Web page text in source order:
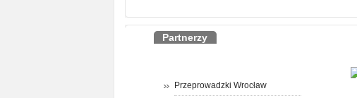
Partnerzy
Przeprowadzki Wrocław